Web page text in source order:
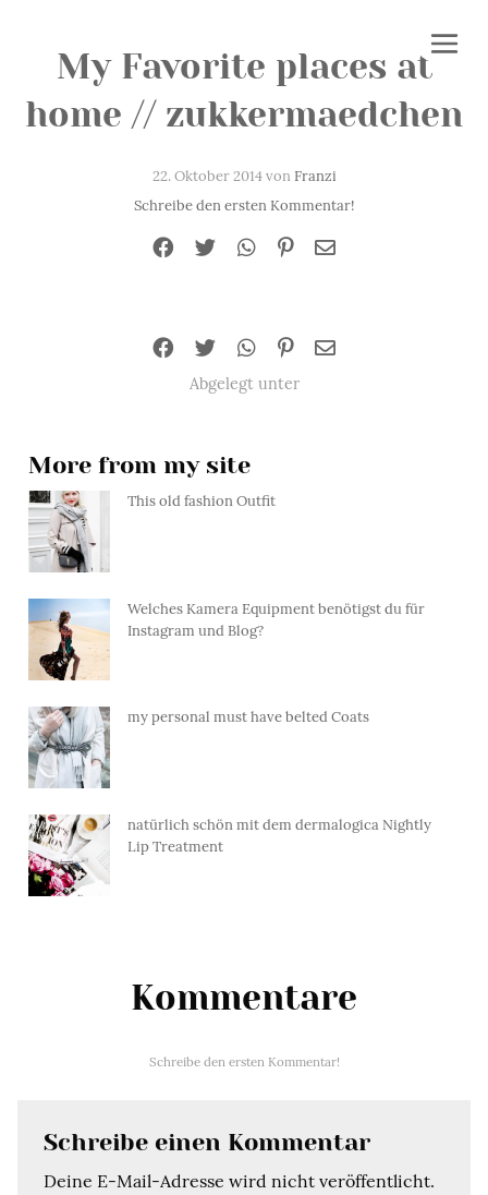
My Favorite places at
home // zukkermaedchen
22. Oktober 2014 vonFranzi
Schreibe den ersten Kommentar!
Abgelegt unter
More from my site
This old fashion Outfit
Welches Kamera Equipment benötigst du für
Instagram und Blog?
my personal must have belted Coats
natürlich schön mit dem dermalogica Nightly
Lip Treatment
Kommentare
Schreibe den ersten Kommentar!
Schreibe einen Kommentar
Deine E-Mail-Adresse wird nicht veröffentlicht.